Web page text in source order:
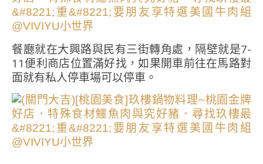
餐廳就在大興路與民有三街轉角處，隔壁就是7-
11便利商店位置滿好找，如果開車前往在馬路對
面就有私人停車場可以停車。